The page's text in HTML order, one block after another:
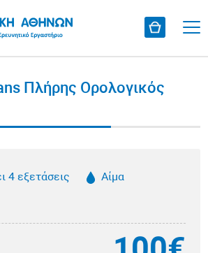
Πλήρης Ορολογικός
4 εξετάσεις
Αίμα